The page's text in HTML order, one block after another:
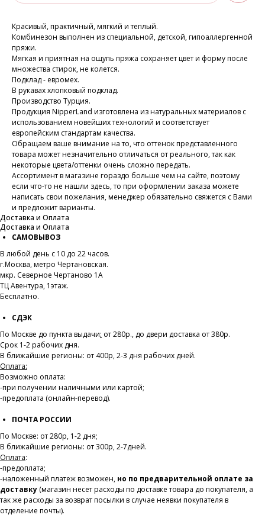
Красивый, практичный, мягкий и теплый.
Комбинезон выполнен из специальной, детской, гипоаллергенной
пряжи.
Мягкая и приятная на ощупь пряжа сохраняет цвет и форму после
множества стирок, не колется.
Подклад - евромех.
В рукавах хлопковый подклад.
Производство Турция.
Продукция NipperLand изготовлена из натуральных материалов с
использованием новейших технологий и соответствует
европейским стандартам качества.
Обращаем ваше внимание на то, что оттенок представленного
товара может незначительно отличаться от реального, так как
некоторые цвета/оттенки очень сложно передать.
Ассортимент в магазине гораздо больше чем на сайте, поэтому
если что-то не нашли здесь, то при оформлении заказа можете
написать свои пожелания, менеджер обязательно свяжется с Вами
и предложит варианты.
Доставка и Оплата
Доставка и Оплата
САМОВЫВОЗ
В любой день с 10 до 22 часов.
г.Москва, метро Чертановская.
мкр. Северное Чертаново 1А
ТЦ Авентура, 1этаж.
Бесплатно.
СДЭК
По Москве до пункта выдачи: от 280р., до двери доставка от 380р.
Срок 1-2 рабочих дня.
В ближайшие регионы: от 400р, 2-3 дня рабочих дней.
Оплата:
Возможно оплата:
-при получении наличными или картой;
-предоплата (онлайн-перевод).
ПОЧТА РОССИИ
По Москве: от 280р, 1-2 дня;
В ближайшие регионы: от 300р, 2-7дней.
Оплата:
-предоплата;
-наложенный платеж возможен, но по предварительной оплате за
доставку (магазин несет расходы по доставке товара до покупателя, а
так же расходы за возврат посылки в случае неявки покупателя в
отделение почты).